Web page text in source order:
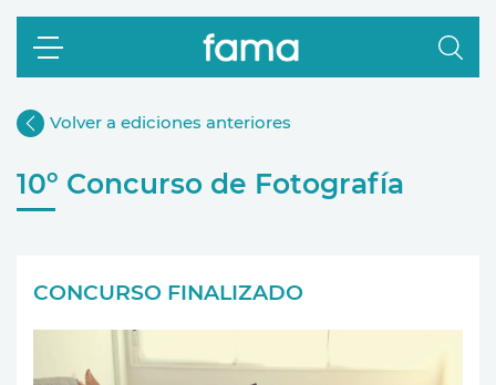
Volver a ediciones anteriores
10º Concurso de Fotografía
CONCURSO FINALIZADO